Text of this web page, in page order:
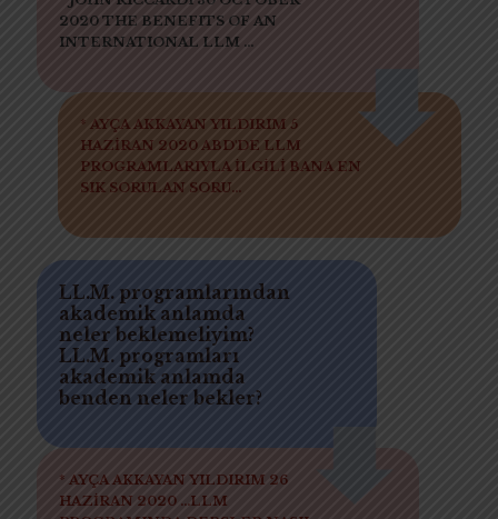
2020 THE BENEFITS OF AN
INTERNATIONAL LLM ...
* AYÇA AKKAYAN YILDIRIM 5
HAZİRAN 2020 ABD'DE LLM
PROGRAMLARIYLA İLGİLİ BANA EN
SIK SORULAN SORU...
LL.M. programlarından
akademik anlamda
neler beklemeliyim?
LL.M. programları
akademik anlamda
benden neler bekler?
* AYÇA AKKAYAN YILDIRIM 26
HAZİRAN 2020 ...LLM